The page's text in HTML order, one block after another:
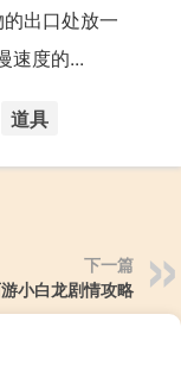
出口处放一
速度的...
道具
下一篇
小白龙剧情攻略